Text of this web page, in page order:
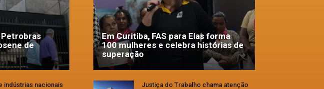
Petrobras
de
indústrias nacionais
Em Curitiba, FAS para Elas forma
100 mulheres e celebra histórias de
superação
Justiça do Trabalho chama atenção